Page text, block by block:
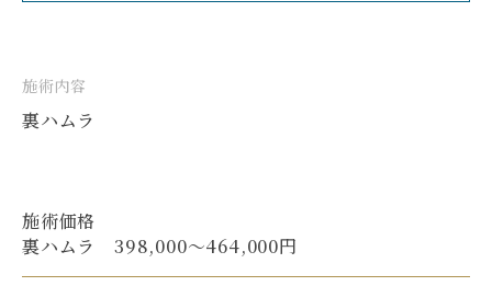
施術内容
裏ハムラ
施術価格
裏ハムラ 398,000〜464,000円